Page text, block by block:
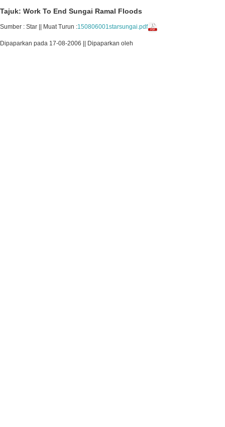
Tajuk: Work To End Sungai Ramal Floods
Sumber : Star || Muat Turun :150806001starsungai.pdf
Dipaparkan pada 17-08-2006 || Dipaparkan oleh